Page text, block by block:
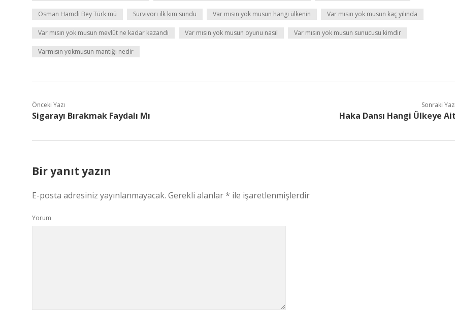
Osman Hamdi Bey Türk mü Survivorı ilk kim sundu Var mısın yok musun hangi ülkenin Var mısın yok musun kaç yılında
Var mısın yok musun mevlüt ne kadar kazandı Var mısın yok musun oyunu nasıl Var mısın yok musun sunucusu kimdir
Varmısın yokmusun mantığı nedir
Önceki Yazı
Sigarayı Bırakmak Faydalı Mı
Sonraki
Haka Dansı Hangi Ülkeye
Bir yanıt yazın
E-posta adresiniz yayınlanmayacak. Gerekli alanlar* ile işaretlenmişlerdir
Yorum